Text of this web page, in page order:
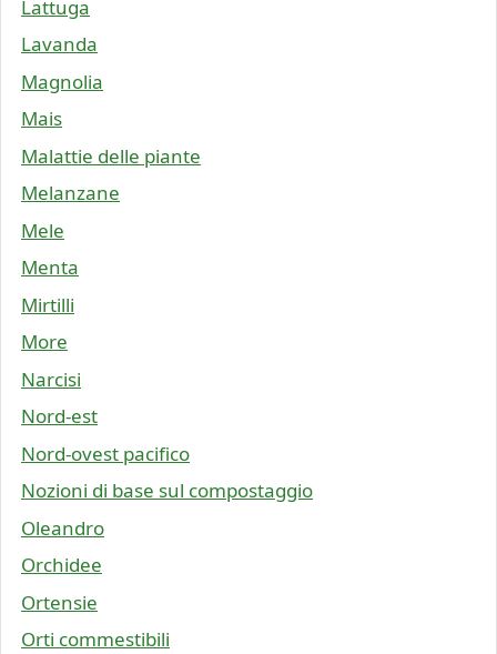
Lattuga
Lavanda
Magnolia
Mais
Malattie delle piante
Melanzane
Mele
Menta
Mirtilli
More
Narcisi
Nord-est
Nord-ovest pacifico
Nozioni di base sul compostaggio
Oleandro
Orchidee
Ortensie
Orti commestibili